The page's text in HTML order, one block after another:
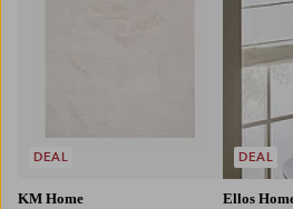
KM Home
DEAL
Ellos
DEAL